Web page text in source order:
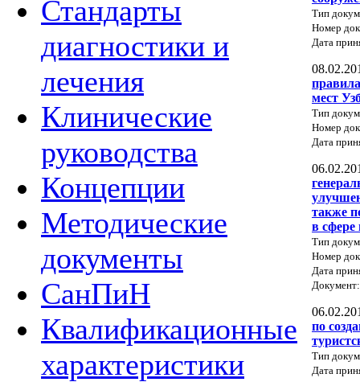
Стандарты
диагностики и
лечения
Клинические
руководства
Концепции
Методические
документы
СанПиН
Квалификационные
характеристики
Тип
Номер
Дата
мест
Тип
Номер
Дата
также
в сфере
Тип
Номер
Дата
по
Тип
Дата